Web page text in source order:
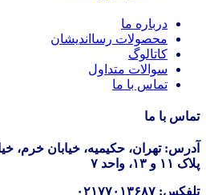
درباره ما
محصولات رسااندیشان
کاتالوگ
سوالات متداول
تماس با ما
تماس با ما
پلاک ۱۱ و ۱۳، واحد ۷
تلفکس: ۰۲۱۷۷۰۱۳۶۸۷